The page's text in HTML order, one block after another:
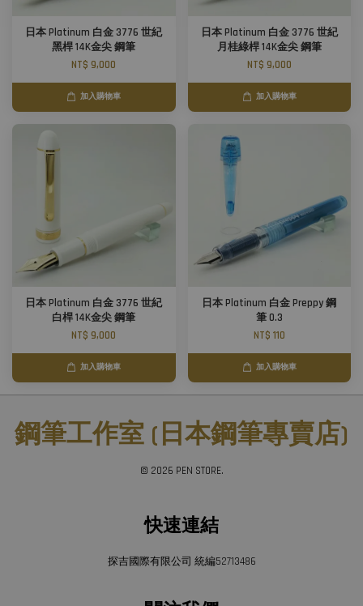
日本 Platinum 白金 3776 世紀
黑桿 14K金尖 鋼筆
NT$ 9,000
加入購物車
日本 Platinum 白金 3776 世紀
月桂綠桿 14K金尖 鋼筆
NT$ 9,000
加入購物車
日本 Platinum 白金 3776 世紀
白桿 14K金尖 鋼筆
NT$ 9,000
加入購物車
日本 Platinum 白金 Preppy 鋼
筆 0.3
NT$ 110
加入購物車
鋼筆工作室 (日本鋼筆專賣店)
© 2026 PEN STORE.
快速連結
探吉國際有限公司 統編52713486